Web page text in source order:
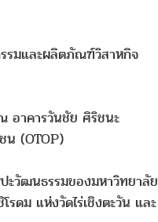
รมและผลิตภัณฑ์วิสาหกิจ
อาคารวันชัย ศิริชนะ
น (OTOP)
ะวัฒนธรรมของมหาวิทยาลัย
ดม แห่งวัดไร่เชิงตะวัน และ